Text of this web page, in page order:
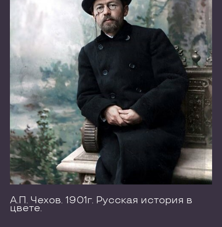
А.П. Чехов. 1901г. Русская история в
цвете.